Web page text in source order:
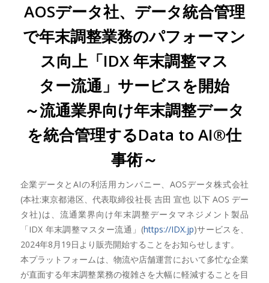
AOSデータ社、データ統合管理
で年末調整業務のパフォーマン
ス向上「IDX 年末調整マス
ター流通」サービスを開始
～流通業界向け年末調整データ
を統合管理するData to AI®仕
事術～
企業データとAIの利活用カンパニー、AOSデータ株式会社
(本社:東京都港区、代表取締役社長 吉田 宣也 以下 AOS デー
タ社)は、流通業界向け年末調整データマネジメント製品
「IDX 年末調整マスター流通」(https://IDX.jp)サービスを、
2024年8月19日より販売開始することをお知らせします。
本プラットフォームは、物流や店舗運営において多忙な企業
が直面する年末調整業務の複雑さを大幅に軽減することを目